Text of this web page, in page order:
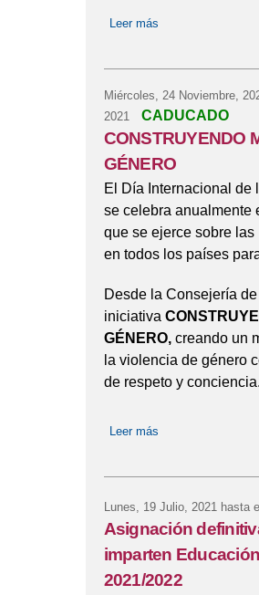
Leer más
Miércoles, 24 Noviembre,
2021
CADUCADO
CONSTRUYENDO
GÉNERO
El Día Internacional de
se celebra anualmente
que se ejerce sobre
en todos los países
Desde la Consejería
iniciativa
GÉNERO,creando un
la violencia de género
de respeto y
Leer más
Lunes, 19 Julio, 2021hasta
Asignación
imparten
2021/2022